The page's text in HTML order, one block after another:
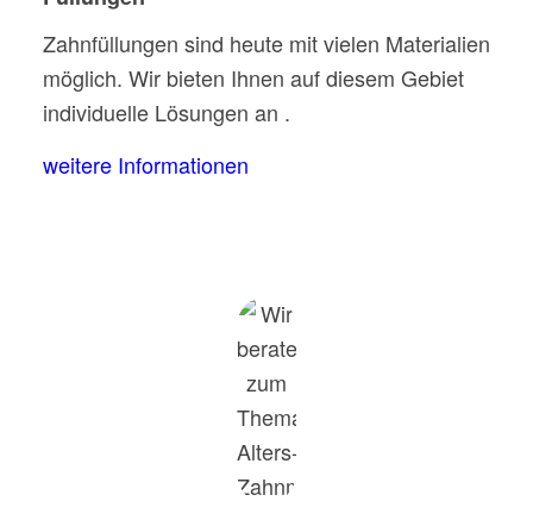
Zahnfüllungen sind heute mit vielen Materialien
möglich. Wir bieten Ihnen auf diesem Gebiet
individuelle Lösungen an .
weitere Informationen